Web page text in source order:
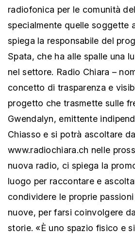
radiofonica per le comunità
specialmente quelle soggette
spiega la responsabile del
Spata, che ha alle spalle una
nel settore. Radio Chiara –
concetto di trasparenza e
progetto che trasmette sulle
Gwendalyn, emittente
Chiasso e si potrà ascoltare
www.radiochiara.ch nelle
nuova radio, ci spiega la
luogo per raccontare e
condividere le proprie
nuove, per farsi coinvolgere
storie. «È uno spazio fisico e